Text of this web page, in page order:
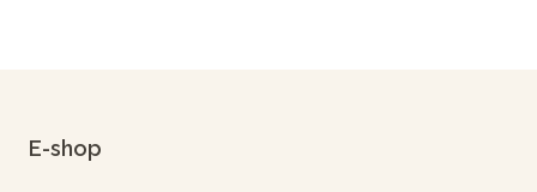
E-shop